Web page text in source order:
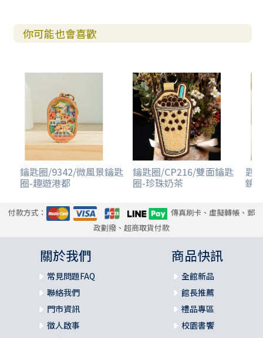
你可能也會喜歡
鑰匙圈/9342/微風景鑰匙
圈-趣遊港都
鑰匙圈/CP216/雙面鑰匙
圈-珍珠奶茶
匙
鏡-
付款方式：
傳真刷卡、虛擬轉帳、郵
政劃撥、超商取貨付款
關於我們
常見問題FAQ
聯絡我們
門市資訊
徵人啟事
商品快訊
全館新品
館長推薦
禮品專區
校園書饗